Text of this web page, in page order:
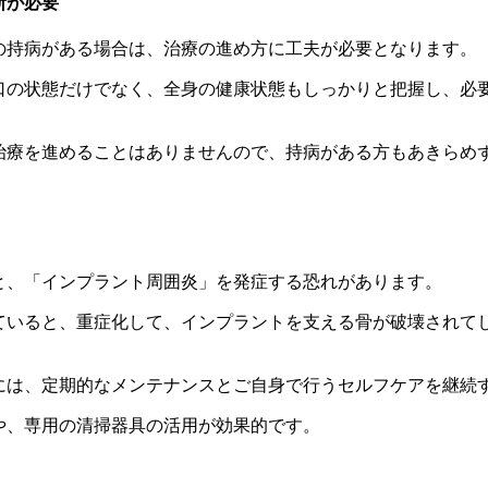
病がある場合は、治療の進め方に工夫が必要となります。
状態だけでなく、全身の健康状態もしっかりと把握し、必
を進めることはありませんので、持病がある方もあきらめ
「インプラント周囲炎」を発症する恐れがあります。
ると、重症化して、インプラントを支える骨が破壊されて
、定期的なメンテナンスとご自身で行うセルフケアを継続
専用の清掃器具の活用が効果的です。